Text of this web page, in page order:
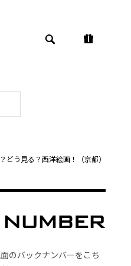
どう見る？西洋絵画！（京都）
のバックナンバーをこち